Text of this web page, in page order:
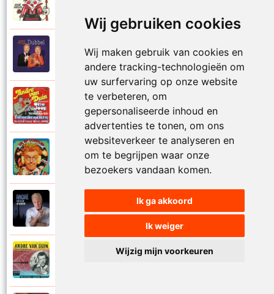
Wij gebruiken cookies
Wij maken gebruik van cookies en
andere tracking-technologieën om
uw surfervaring op onze website
te verbeteren, om
gepersonaliseerde inhoud en
advertenties te tonen, om ons
websiteverkeer te analyseren en
om te begrijpen waar onze
bezoekers vandaan komen.
Ik ga akkoord
Ik weiger
Wijzig mijn voorkeuren
Andre Van Duin
Schijt maar in me pannetje
Andre Van Duin
Schrijf naar ome Joop
Andre Van Duin en Frans Van Dusschoten
Stil in de stad
2024